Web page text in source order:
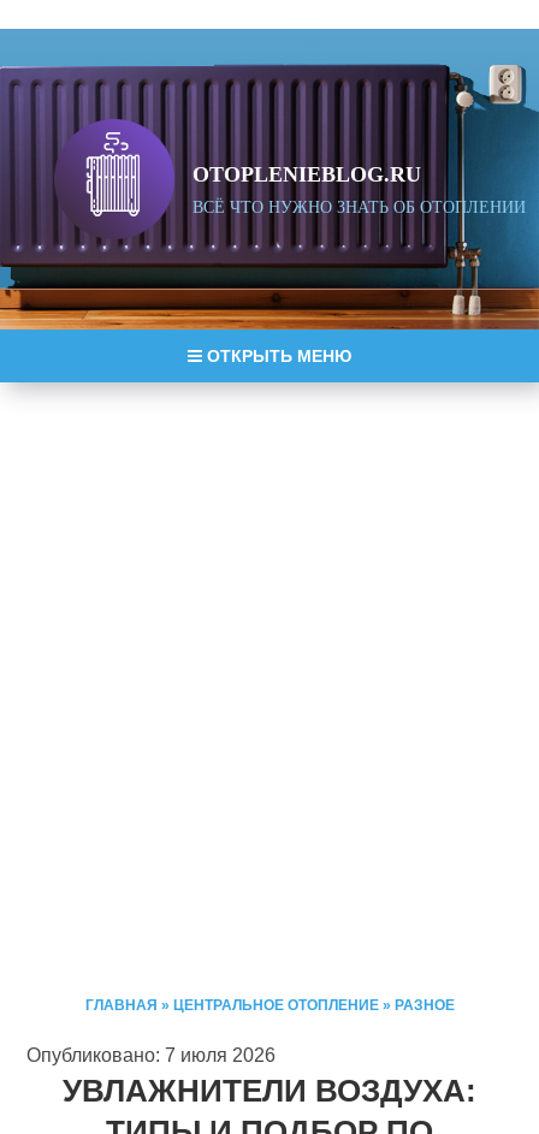
OTOPLENIEBLOG.RU
ВСЁ ЧТО НУЖНО ЗНАТЬ ОБ ОТОПЛЕНИИ
ОТКРЫТЬ МЕНЮ
ГЛАВНАЯ » ЦЕНТРАЛЬНОЕ ОТОПЛЕНИЕ» РАЗНОЕ
Опубликовано: 7 июля 2026
УВЛАЖНИТЕЛИ ВОЗДУХА: